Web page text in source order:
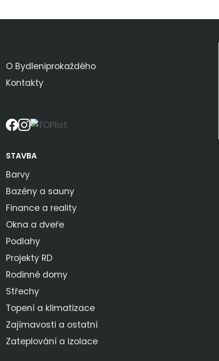
O Bydleniprokaždého
Kontakty
STAVBA
Barvy
Bazény a sauny
Finance a reality
Okna a dveře
Podlahy
Projekty RD
Rodinné domy
Střechy
Topení a klimatizace
Zajímavosti a ostatní
Zateplování a izolace